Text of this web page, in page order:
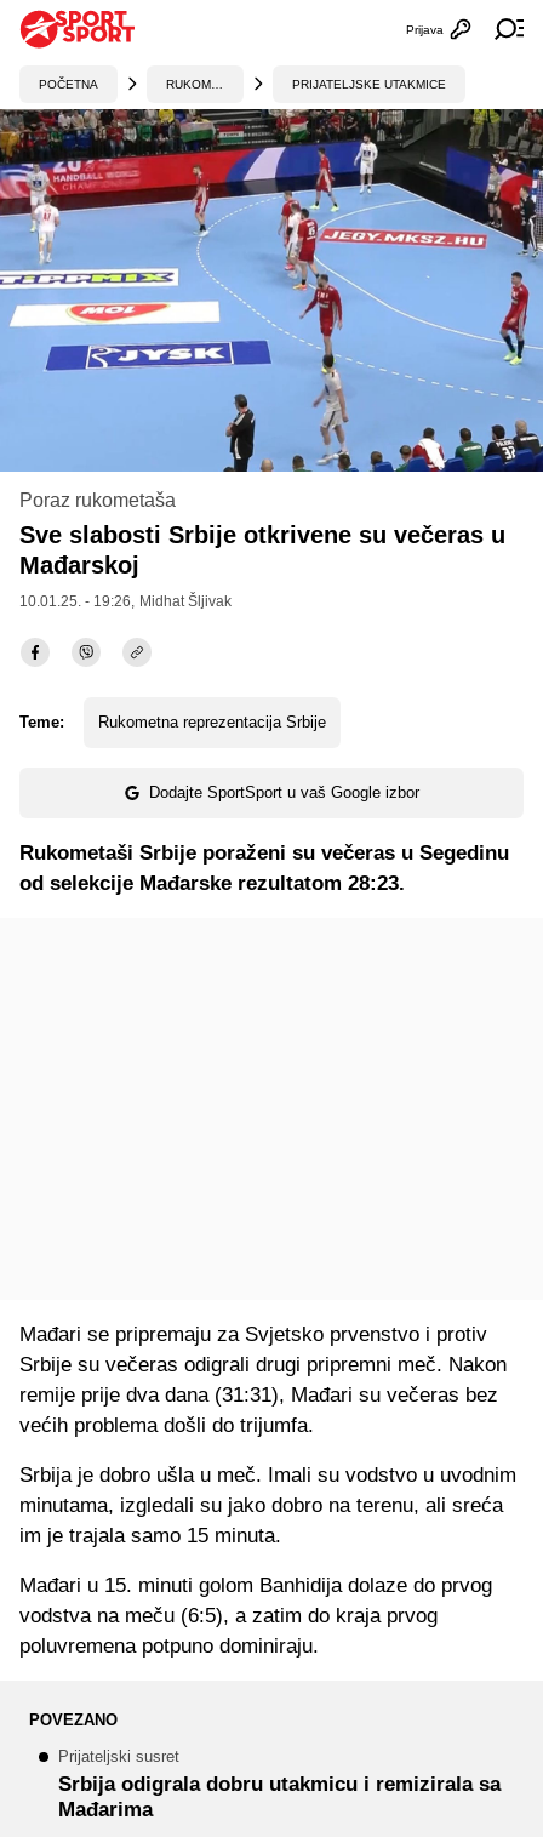
Otvori
Prijava
POČETNA PRIJATELJSKE UTAKMICE
Poraz rukometaša
Sve slabosti Srbije otkrivene su večeras u
Mađarskoj
10.01.25. - 19:26, Midhat Šljivak
Teme: Rukometna reprezentacija Srbije
Dodajte SportSport u vaš Google izbor
Rukometaši Srbije poraženi su večeras u Segedinu
od selekcije Mađarske rezultatom 28:23.
Mađari se pripremaju za Svjetsko prvenstvo i protiv
Srbije su večeras odigrali drugi pripremni meč. Nakon
remije prije dva dana (31:31), Mađari su večeras bez
većih problema došli do trijumfa.
Srbija je dobro ušla u meč. Imali su vodstvo u uvodnim
minutama, izgledali su jako dobro na terenu, ali sreća
im je trajala samo 15 minuta.
Mađari u 15. minuti golom Banhidija dolaze do prvog
vodstva na meču (6:5), a zatim do kraja prvog
poluvremena potpuno dominiraju.
POVEZANO
Prijateljski susret
Srbija odigrala dobru utakmicu i remizirala sa
Mađarima